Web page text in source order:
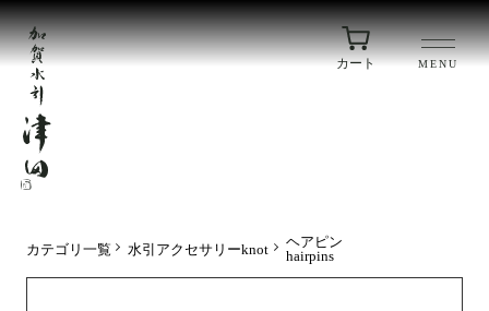
MENU
カート
カテゴリ一覧 水引アクセサリーknot
ヘアピン
hairpins